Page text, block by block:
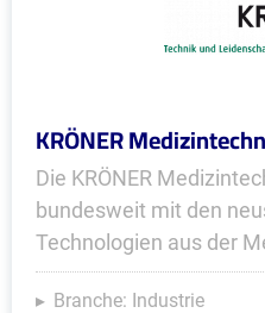
KRÖNER
Die KRÖNER
bundesweit mit den
Technologien aus der
Branche: Industrie